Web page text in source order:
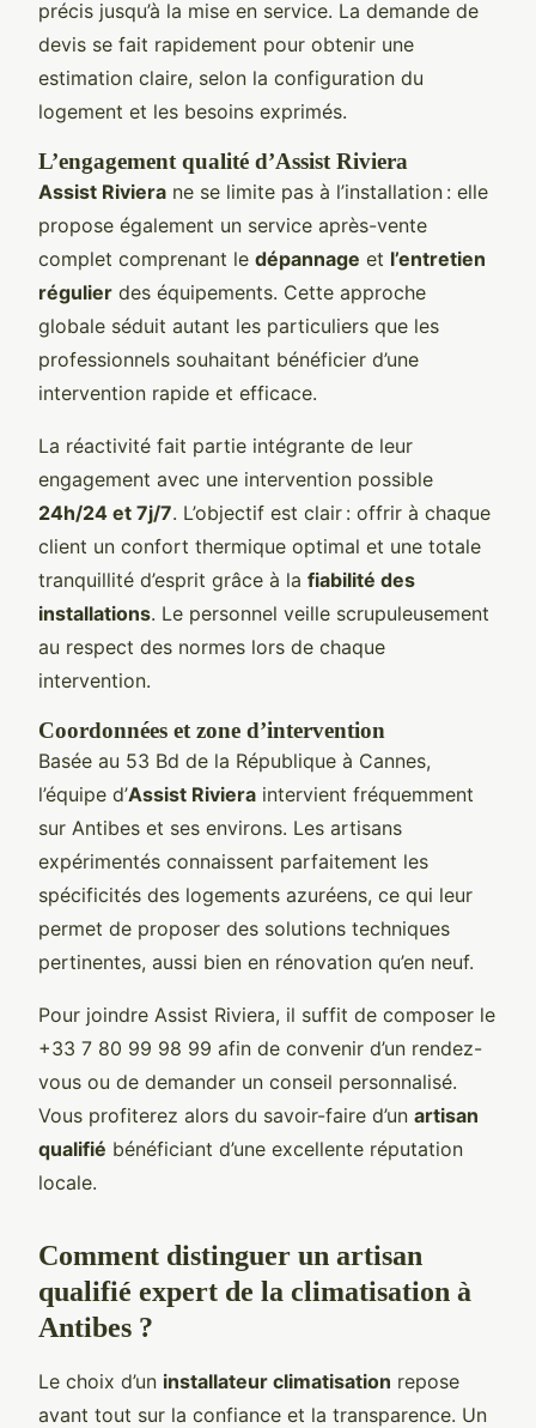
précis jusqu’à la mise en service. La demande de
devis se fait rapidement pour obtenir une
estimation claire, selon la configuration du
logement et les besoins exprimés.
L’engagement qualité d’Assist Riviera
Assist Riviera ne se limite pas à l’installation : elle
propose également un service après-vente
complet comprenant le dépannage et l’entretien
régulier des équipements. Cette approche
globale séduit autant les particuliers que les
professionnels souhaitant bénéficier d’une
intervention rapide et efficace.
La réactivité fait partie intégrante de leur
engagement avec une intervention possible
24h/24 et 7j/7. L’objectif est clair : offrir à chaque
client un confort thermique optimal et une totale
tranquillité d’esprit grâce à la fiabilité des
installations. Le personnel veille scrupuleusement
au respect des normes lors de chaque
intervention.
Coordonnées et zone d’intervention
Basée au 53 Bd de la République à Cannes,
l’équipe d’Assist Riviera intervient fréquemment
sur Antibes et ses environs. Les artisans
expérimentés connaissent parfaitement les
spécificités des logements azuréens, ce qui leur
permet de proposer des solutions techniques
pertinentes, aussi bien en rénovation qu’en neuf.
Pour joindre Assist Riviera, il suffit de composer le
+33 7 80 99 98 99 afin de convenir d’un rendez-
vous ou de demander un conseil personnalisé.
Vous profiterez alors du savoir-faire d’un artisan
qualifié bénéficiant d’une excellente réputation
locale.
Comment distinguer un artisan
qualifié expert de la climatisation à
Antibes ?
Le choix d’un installateur climatisation repose
avant tout sur la confiance et la transparence. Un